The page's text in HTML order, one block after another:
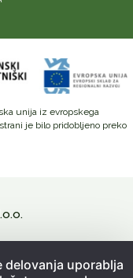
unija iz evropskega
je bilo pridobljeno preko
delovanja uporablja